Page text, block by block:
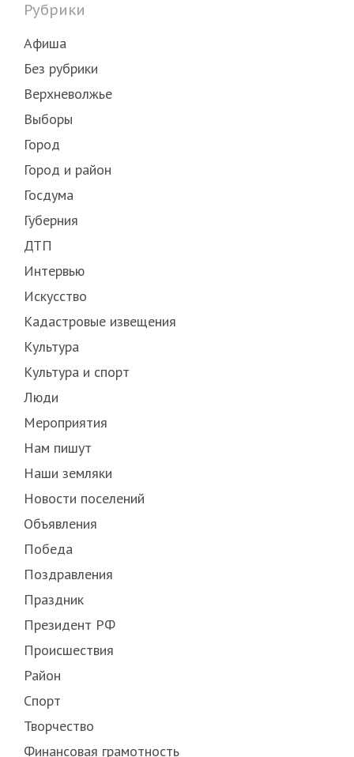
Рубрики
Афиша
Без рубрики
Верхневолжье
Выборы
Город
Город и район
Госдума
Губерния
ДТП
Интервью
Искусство
Кадастровые извещения
Культура
Культура и спорт
Люди
Мероприятия
Нам пишут
Наши земляки
Новости поселений
Объявления
Победа
Поздравления
Праздник
Президент РФ
Происшествия
Район
Спорт
Творчество
Финансовая грамотность